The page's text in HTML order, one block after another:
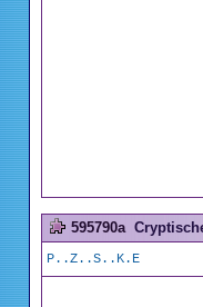
595790a
P..Z..S..K.E